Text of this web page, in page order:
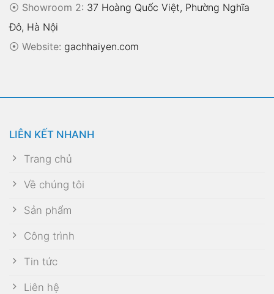
⦿ Showroom 2: 37 Hoàng Quốc Việt, Phường Nghĩa
Đô, Hà Nội
⦿ Website: gachhaiyen.com
LIÊN KẾT NHANH
Trang chủ
Về chúng tôi
Sản phẩm
Công trình
Tin tức
Liên hệ